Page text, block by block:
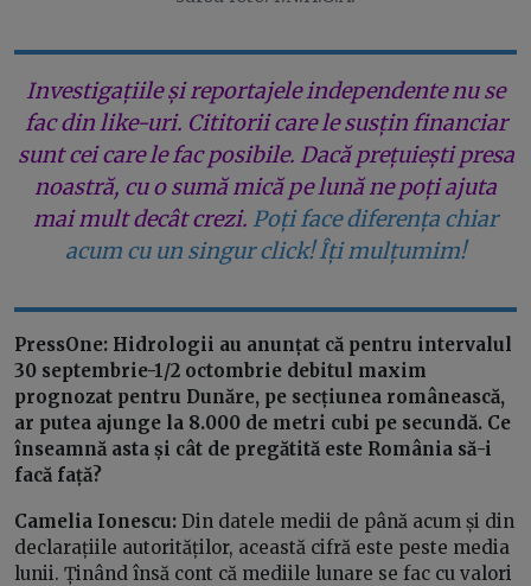
Investigațiile și reportajele independente nu se
fac din like-uri. Cititorii care le susțin financiar
sunt cei care le fac posibile. Dacă prețuiești presa
noastră, cu o sumă mică pe lună ne poți ajuta
mai mult decât crezi. Poți face diferența chiar
acum cu un singur click! Îți mulțumim!
PressOne: Hidrologii au anunțat că pentru intervalul
30 septembrie-1/2 octombrie debitul maxim
prognozat pentru Dunăre, pe secțiunea românească,
ar putea ajunge la 8.000 de metri cubi pe secundă. Ce
înseamnă asta și cât de pregătită este România să-i
facă față?
Camelia Ionescu: Din datele medii de până acum și din
declarațiile autorităților, această cifră este peste media
lunii. Ținând însă cont că mediile lunare se fac cu valori